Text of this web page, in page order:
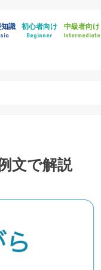
識 初心者向け
Beginner
中級者向け
Intermediate
文で解説